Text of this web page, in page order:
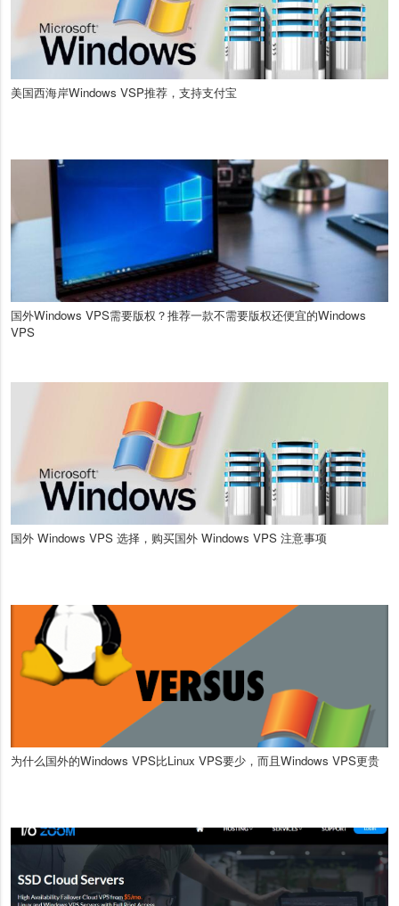
美国西海岸Windows VSP推荐，支持支付宝
国外Windows VPS需要版权？推荐一款不需要版权还便宜的Windows
VPS
国外 Windows VPS 选择，购买国外 Windows VPS 注意事项
为什么国外的Windows VPS比Linux VPS要少，而且Windows VPS更贵